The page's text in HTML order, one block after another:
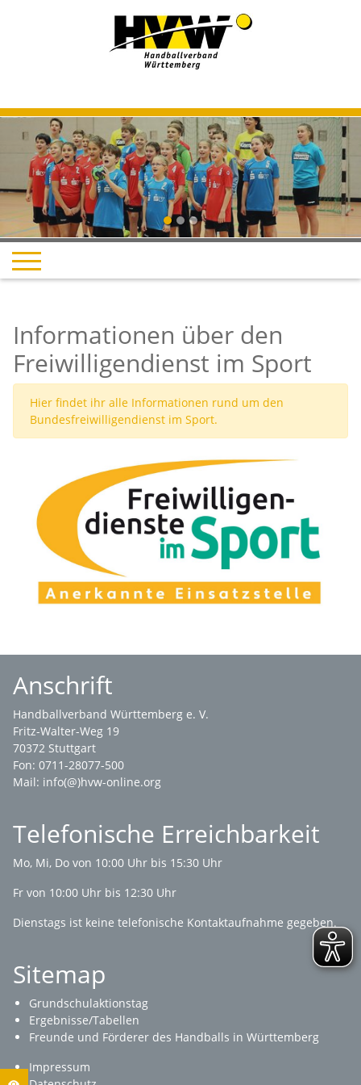
Informationen über den
Freiwilligendienst im Sport
Hier findet ihr alle Informationen rund um den
Bundesfreiwilligendienst im Sport.
Anschrift
Handballverband Württemberg e. V.
Fritz-Walter-Weg 19
70372 Stuttgart
Fon: 0711-28077-500
Mail: info(@)hvw-online.org
Telefonische Erreichbarkeit
Mo, Mi, Do von 10:00 Uhr bis 15:30 Uhr
Fr von 10:00 Uhr bis 12:30 Uhr
Dienstags ist keine telefonische Kontaktaufnahme gegeben.
Sitemap
Grundschulaktionstag
Ergebnisse/Tabellen
Freunde und Förderer des Handballs in Württemberg
Impressum